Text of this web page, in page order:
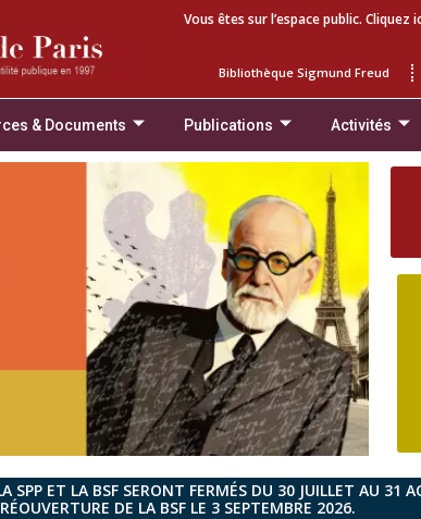
Vous êtes sur l’espace public.
Bibliothèque Sigmund Freud
& Documents Publications Activités
SPP ET LA BSF SERONT FERMÉS DU 30 JUILLET AU 31
RÉOUVERTURE DE LA BSF LE 3 SEPTEMBRE 2026.